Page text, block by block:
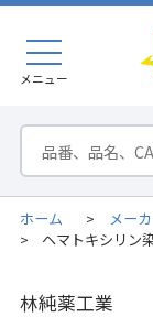
メニュー
ホーム > メー
> ヘマトキシリン
林純薬工業